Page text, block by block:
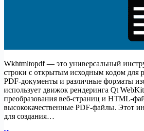
Wkhtmltopdf — это универсальный
строки с открытым исходным кодом для
PDF-документы и различные форматы
использует движок рендеринга Qt
преобразования веб-страниц и HTML-
высококачественные PDF-файлы. Этот
для создания…